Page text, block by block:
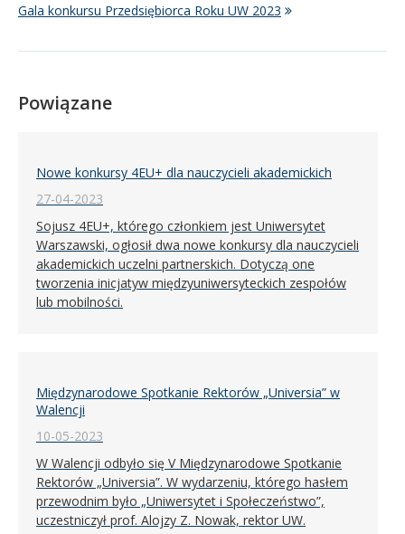
Gala konkursu Przedsiębiorca Roku UW 2023
Powiązane
Nowe konkursy 4EU+ dla nauczycieli akademickich
27-04-2023
Sojusz 4EU+, którego członkiem jest Uniwersytet
Warszawski, ogłosił dwa nowe konkursy dla nauczycieli
akademickich uczelni partnerskich. Dotyczą one
tworzenia inicjatyw międzyuniwersyteckich zespołów
lub mobilności.
Międzynarodowe Spotkanie Rektorów „Universia” w
Walencji
10-05-2023
W Walencji odbyło się V Międzynarodowe Spotkanie
Rektorów „Universia”. W wydarzeniu, którego hasłem
przewodnim było „Uniwersytet i Społeczeństwo”,
uczestniczył prof. Alojzy Z. Nowak, rektor UW.